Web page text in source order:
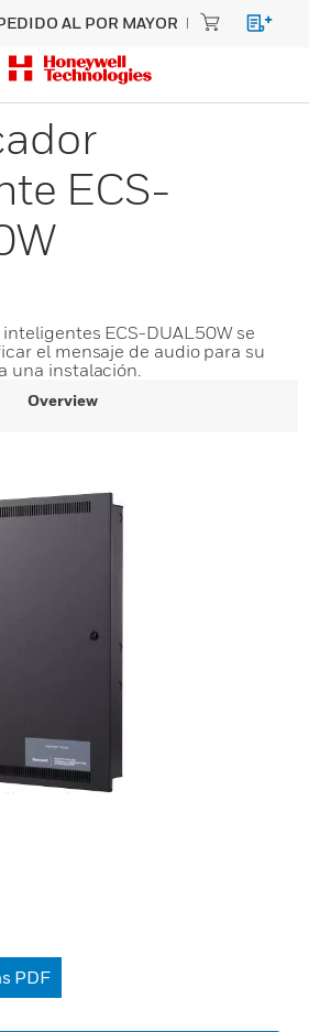
AL POR MAYOR
ECS-
ECS-DUAL50W se
el mensaje de audio para su
una instalación.
Overview
PDF